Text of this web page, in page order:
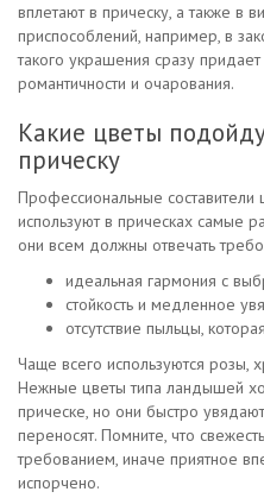
вплетают в прическу, а также в
приспособлений, например, в
такого украшения сразу
романтичности и очарования.
Какие цветы
прическу
Профессиональные составители
используют в прическах самые
они всем должны отвечать
идеальная гармония с
стойкость и медленное
отсутствие пыльцы,
Чаще всего используются розы,
Нежные цветы типа ландышей
прическе, но они быстро
переносят. Помните, что
требованием, иначе приятное
испорчено.